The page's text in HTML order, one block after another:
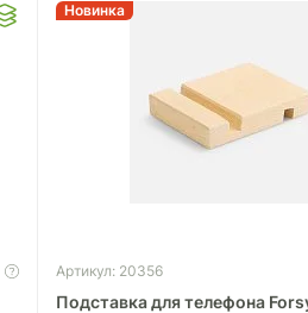
Новинка
Артикул: 20356
Подставка для телефона